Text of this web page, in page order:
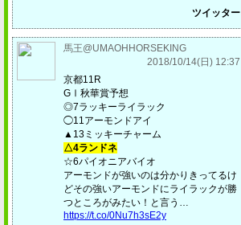
ツイッター
馬王@UMAOHHORSEKING
2018/10/14(日) 12:37
京都11R
GⅠ秋華賞予想
◎7ラッキーライラック
◯11アーモンドアイ
▲13ミッキーチャーム
△4ランドネ
☆6パイオニアバイオ
アーモンドが強いのは分かりきってるけ
どその強いアーモンドにライラックが勝
つところがみたい！と言う…
https://t.co/0Nu7h3sE2y